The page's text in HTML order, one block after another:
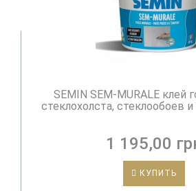
SEMIN SEM-MURALE клей
стеклохолста, стеклообоев и
1 195,00
КУПИТЬ